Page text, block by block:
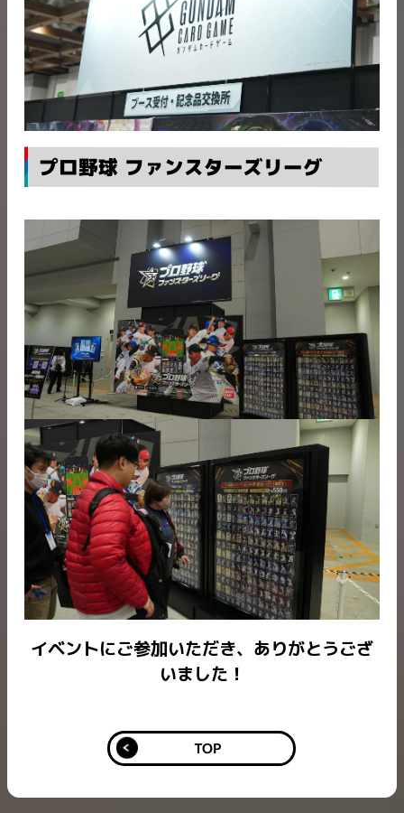
プロ野球 ファンスターズリーグ
イベントにご参加いただき、ありがとうござ
いました！
TOP